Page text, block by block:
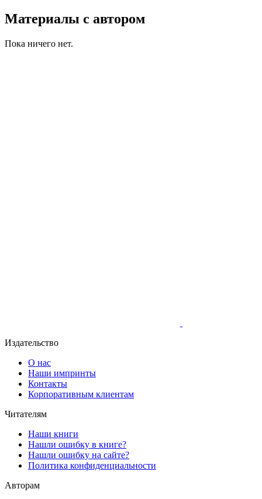
Материалы с автором
Пока ничего нет.
Издательство
О нас
Наши импринты
Контакты
Корпоративным клиентам
Читателям
Наши книги
Нашли ошибку в книге?
Нашли ошибку на сайте?
Политика конфиденциальности
Авторам